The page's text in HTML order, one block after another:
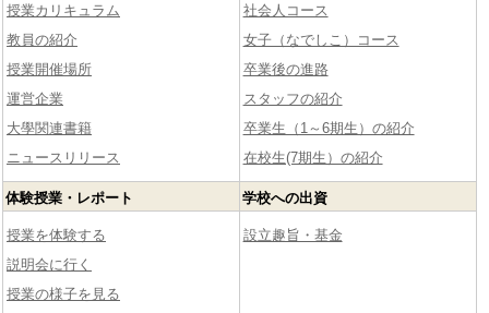
授業カリキュラム
教員の紹介
授業開催場所
運営企業
大學関連書籍
ニュースリリース
社会人コース
女子（なでしこ）コース
卒業後の進路
スタッフの紹介
卒業生（1～6期生）の紹介
在校生(7期生）の紹介
体験授業・レポート
授業を体験する
説明会に行く
授業の様子を見る
学校への出資
設立趣旨・基金